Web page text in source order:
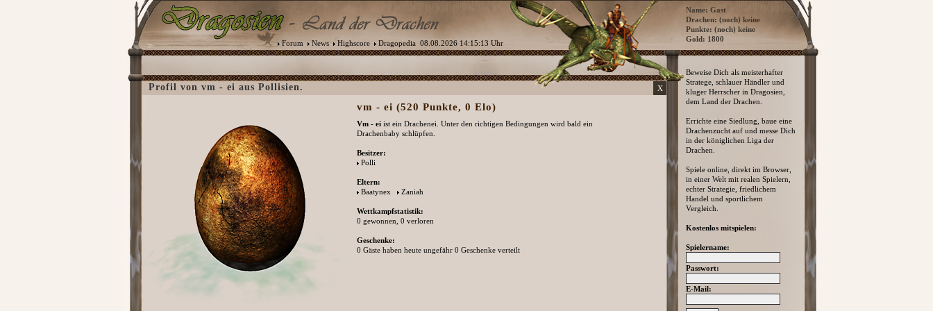
Name: Gast
Drachen: (noch) keine
Punkte: (noch) keine
Gold: 1800
Forum News Highscore Dragopedia 08.08.2026 14:15:13 Uhr
Beweise Dich als meisterhafter
Stratege, schlauer Händler und
kluger Herrscher in Dragosien,
dem Land der Drachen.
Errichte eine Siedlung, baue eine
Drachenzucht auf und messe Dich
in der königlichen Liga der
Drachen.
Spiele online, direkt im Browser,
in einer Welt mit realen Spielern,
echter Strategie, friedlichem
Handel und sportlichem
Vergleich.
Kostenlos mitspielen:
Spielername:
Passwort:
E-Mail:
Profil von vm - ei aus Pollisien. X
vm - ei (520 Punkte, 0 Elo)
Vm - ei ist ein Drachenei. Unter den richtigen Bedingungen wird bald ein
Drachenbaby schlüpfen.
Besitzer:
Polli
Eltern:
Baatynex
Zaniah
Wettkampfstatistik:
0 gewonnen, 0 verloren
Geschenke:
0 Gäste haben heute ungefähr 0 Geschenke verteilt